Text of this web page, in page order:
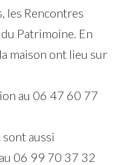
les Rencontres
Patrimoine. En
maison ont lieu sur
au 06 47 60 77
aussi
06 99 70 37 32